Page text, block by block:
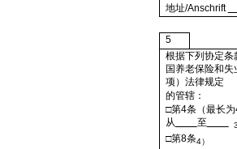
地址/Anschrift
5
根据下列协定条
国养老保险和
项）法律规定
的管辖：
□第4条（最长为
从
至
□第8条4）